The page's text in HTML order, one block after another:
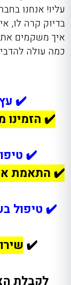
עליו! אנחנו
בדיוק קרה לו,
איך משקמים את
כמה עולה
✔️
✔️ הזמינו
✔️
✔️ התאמת
✔️ טיפול
✔️
לקבלת